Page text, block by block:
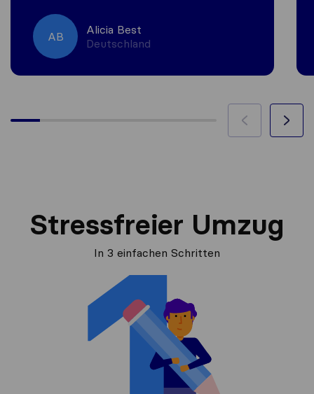
AB
Alicia Best
Deutschland
Stressfreier Umzug
In 3 einfachen Schritten